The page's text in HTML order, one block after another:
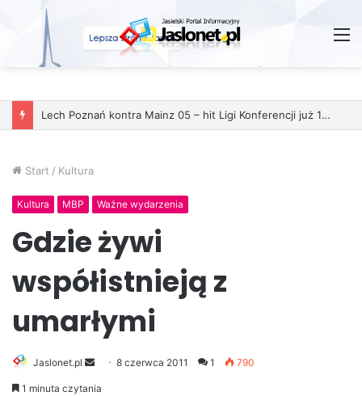
Start / Kultura
Kultura MBP Ważne wydarzenia
Gdzie żywi
współistnieją z
umarłymi
Jaslonet.pl
e
8 czerwca 2011 1 790
1 minuta czytania